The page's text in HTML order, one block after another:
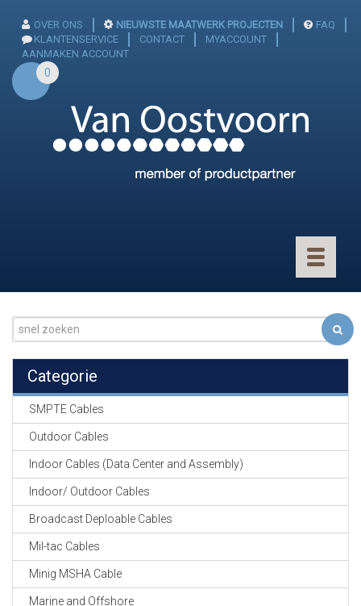
OVER ONS NIEUWSTE MAATWERK PROJECTEN
FAQ
KLANTENSERVICE
CONTACT
MYACCOUNT
AANMAKEN ACCOUNT
0
Toggle
GEVLOCHTEN KOUS
KRIMP KOUS
KOPER KABEL
OP ROL
FIBER CABLE
GE-ASSEMBLEERDE
Categorie
SMPTE Cables
Outdoor Cables
Indoor Cables (Data Center and Assembly)
Indoor/ Outdoor Cables
Broadcast Deploable Cables
Mil-tac Cables
Minig MSHA Cable
Marine and Offshore